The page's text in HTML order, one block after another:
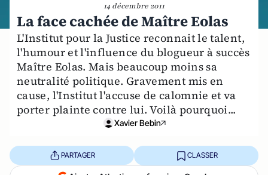
14 décembre 2011
La face cachée de Maître Eolas
L'Institut pour la Justice reconnait le talent,
l'humour et l'influence du blogueur à succès
Maître Eolas. Mais beaucoup moins sa
neutralité politique. Gravement mis en
cause, l'Institut l'accuse de calomnie et va
porter plainte contre lui. Voilà pourquoi...
Xavier Bebin
PARTAGER CLASSER